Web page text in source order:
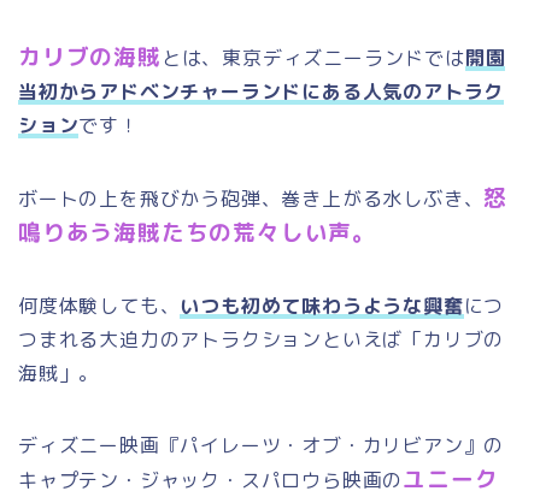
カリブの海賊とは、東京ディズニーランドでは開園
当初からアドベンチャーランドにある人気のアトラク
ションです！
ボートの上を飛びかう砲弾、巻き上がる水しぶき、 怒
鳴りあう海賊たちの荒々しい声。
何度体験しても、 いつも初めて味わうような興奮につ
つまれる大迫力のアトラクションといえば「カリブの
海賊」。
ディズニー映画『パイレーツ・オブ・カリビアン』の
キャプテン・ジャック・スパロウら映画のユニーク